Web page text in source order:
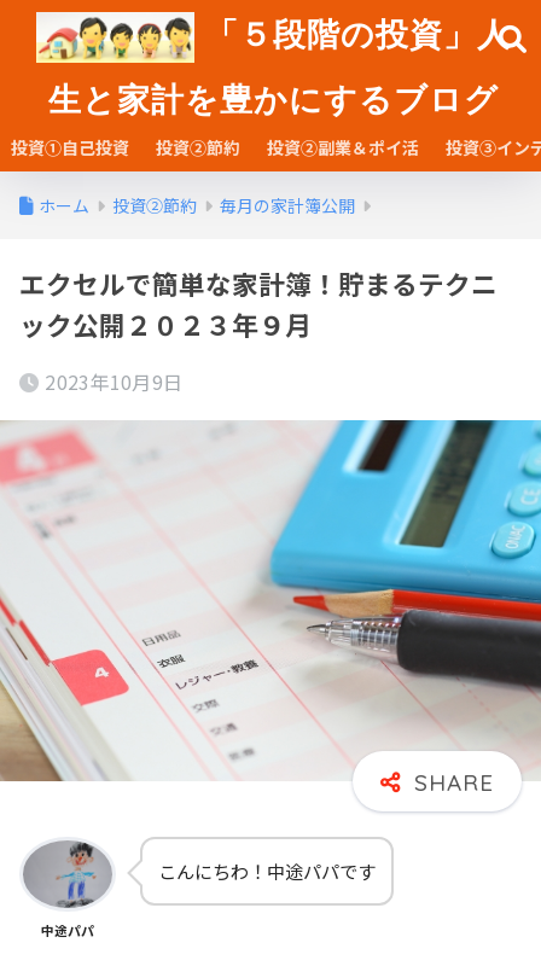
「５段階の投資」人
生と家計を豊かにするブログ
投資①自己投資 投資②節約 投資②副業＆ポイ活 投資③イン
ホーム 投資②節約 毎月の家計簿公開
エクセルで簡単な家計簿！貯まるテクニ
ック公開２０２３年９月
2023年10月9日
中途パパ
こんにちわ！中途パパです